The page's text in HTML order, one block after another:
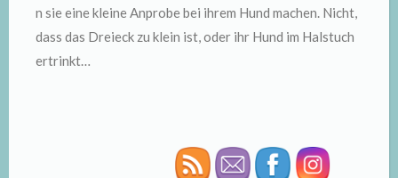
n sie eine kleine Anprobe bei ihrem Hund machen. Nicht,
dass das Dreieck zu klein ist, oder ihr Hund im Halstuch
ertrinkt…